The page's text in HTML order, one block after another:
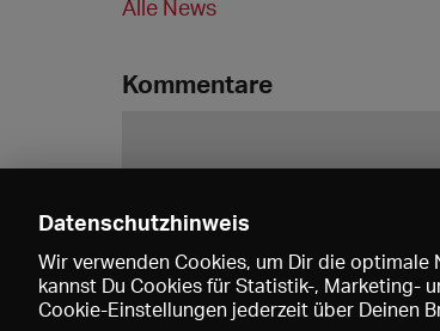
Alle News
Kommentare
Datenschutzhinweis
Wir verwenden Cookies, um Dir die
kannst Du Cookies für Statistik-, Marketing-
Cookie-Einstellungen jederzeit über Deinen